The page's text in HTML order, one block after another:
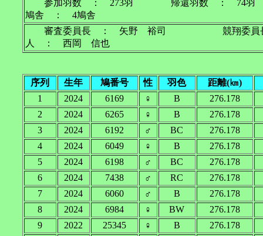
参加羽数 ： 273羽 帰還羽数 ：
鳩舎 ： 4鳩舎
審査委員長 ： 矢野 裕司 競翔委
人 ： 西岡 信也
序列 生年 鳩番号 性 羽色
距離(㎞)
1
2024 6169 ♀ B
276.178
2
2024 6265 ♀ B
276.178
3
2024 6192 ♂ BC
276.178
4
2024 6049 ♀ B
276.178
5
2024 6198 ♂ BC
276.178
6
2024 7438 ♂ RC
276.178
7
2024 6060 ♂ B
276.178
8
2024 6984 ♀ BW
276.178
9
2022 25345 ♀ B 276.178